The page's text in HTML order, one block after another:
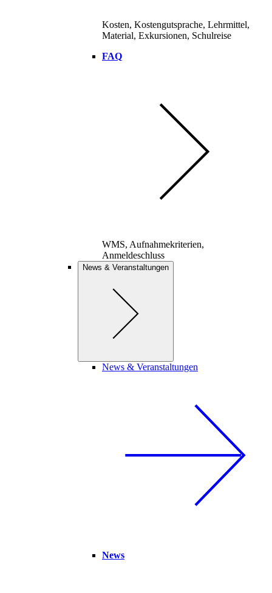
Kosten, Kostengutsprache, Lehrmittel,
Material, Exkursionen, Schulreise
FAQ
WMS, Aufnahmekriterien,
Anmeldeschluss
News & Veranstaltungen
News & Veranstaltungen
News